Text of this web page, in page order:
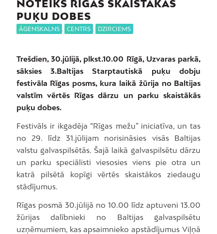
NOTEIKS RĪGAS SKAISTĀKĀS
PUĶU DOBES
ĀGENSKALNS , CENTRS , DZIRCIEMS
Trešdien, 30.jūlijā, plkst.10.00 Rīgā, Uzvaras parkā,
sāksies 3.Baltijas Starptautiskā puķu dobju
festivāla Rīgas posms, kura laikā žūrija no Baltijas
valstīm vērtēs Rīgas dārzu un parku skaistākās
puķu dobes.
Festivāls ir ikgadēja “Rīgas mežu” iniciatīva, un tas
no 29. līdz 31.jūlijam norisināsies visās Baltijas
valstu galvaspilsētās. Šajā laikā galvaspilsētu dārzu
un parku speciālisti viesosies viens pie otra un
katrā pilsētā kopīgi vērtēs skaistākos ziedaugu
stādījumus.
Rīgas posmā 30.jūlijā no 10.00 līdz aptuveni 13.00
žūrijas dalībnieki no Baltijas galvaspilsētu
uzņēmumiem, kas apsaimnieko apstādījumus Viļņā